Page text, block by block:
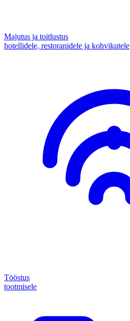
Majutus ja toitlustus
hotellidele, restoranidele ja kohvikutele
Tööstus
tootmisele